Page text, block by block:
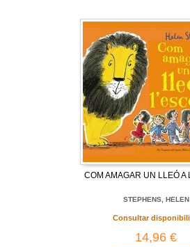
COM AMAGAR UN LLEÓ A
STEPHENS, HELEN
Consultar
14,96 €